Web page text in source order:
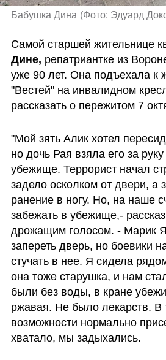
Бабушка Дина (Фото: Эдуард
Самой старшей жительнице
Дине, репатриантке из
уже 90 лет. Она подъехала к
"Вестей" на инвалидном
рассказать о пережитом 7
"Мой зять Алик хотел
но дочь Рая взяла его за
убежище. Террорист начал
задело осколком от двери, а
ранение в ногу. Но, на наше
забежать в убежище,-
дрожащим голосом. - Марик
запереть дверь, но боевики
стучать в нее. Я сидела
она тоже старушка, и нам
были без воды, в кране
ржавая. Не было лекарств. В
возможности нормально
хватало, мы задыхались.